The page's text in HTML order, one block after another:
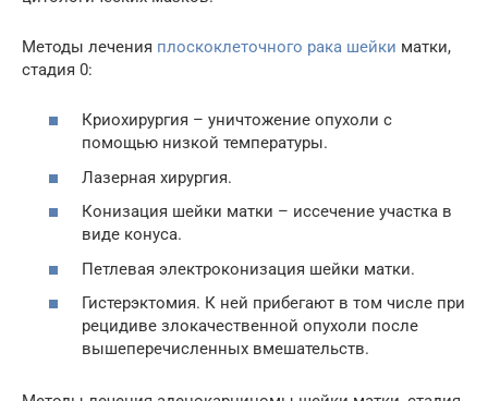
Методы лечения плоскоклеточного рака шейки матки,
стадия 0:
Криохирургия – уничтожение опухоли с
помощью низкой температуры.
Лазерная хирургия.
Конизация шейки матки – иссечение участка в
виде конуса.
Петлевая электроконизация шейки матки.
Гистерэктомия. К ней прибегают в том числе при
рецидиве злокачественной опухоли после
вышеперечисленных вмешательств.